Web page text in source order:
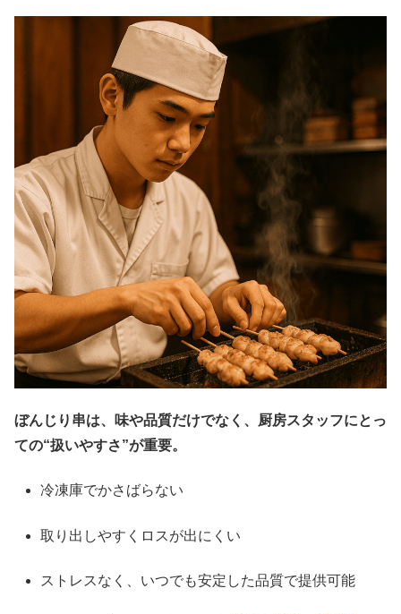
ぼんじり串は、味や品質だけでなく、厨房スタッフにとっ
ての“扱いやすさ”が重要。
冷凍庫でかさばらない
取り出しやすくロスが出にくい
ストレスなく、いつでも安定した品質で提供可能